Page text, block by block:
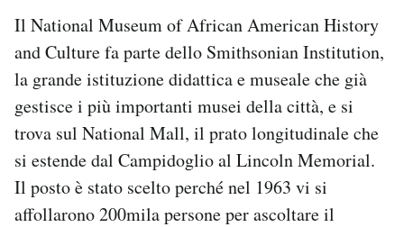
Il National Museum of African American History
and Culture fa parte dello Smithsonian Institution,
la grande istituzione didattica e museale che già
gestisce i più importanti musei della città, e si
trova sul National Mall, il prato longitudinale che
si estende dal Campidoglio al Lincoln Memorial.
Il posto è stato scelto perché nel 1963 vi si
affollarono 200mila persone per ascoltare il